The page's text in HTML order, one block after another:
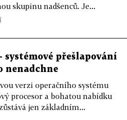
skupinu nadšenců. Je...
systémové přešlapování
nenadchne
verzi operačního systému
procesor a bohatou nabídku
jen základním...